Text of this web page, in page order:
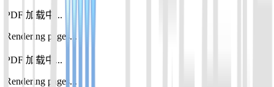
PDF 加载中...
Rendering pages...
PDF 加载中...
Rendering pages...